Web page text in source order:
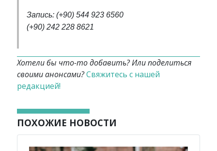
Запись: (+90) 544 923 6560
(+90) 242 228 8621
Хотели бы что-то добавить? Или поделиться
своими анонсами?Свяжитесь с нашей
редакцией!
ПОХОЖИЕ НОВОСТИ